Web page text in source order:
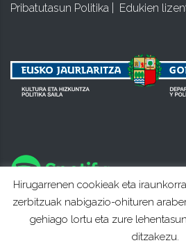
Pribatutasun Politika
Edukien
Hirugarrenen cookieak eta
zerbitzuak nabigazio-ohituren
gehiago lortu eta zure
ditzakezu.